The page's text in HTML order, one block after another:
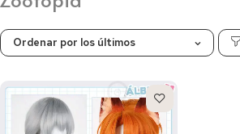
Ordenar por los últimos